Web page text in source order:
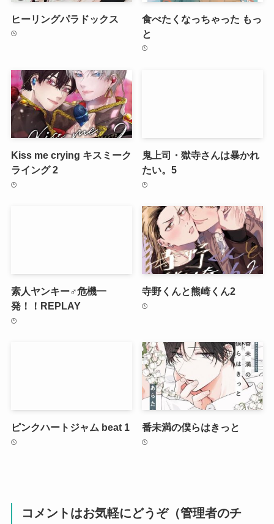
ヒーリングパラドックス
食べたくなっちゃった もっ
と
Kiss me crying キスミーク
ライング 2
鬼上司・獄寺さんは暴かれ
たい。5
素人ヤンキー♂危機一
発！！REPLAY
寺野くんと熊崎くん2
ピンクハートジャム beat 1 番未満の僕らはきっと
コメントはお気軽にどうぞ（管理者のチ